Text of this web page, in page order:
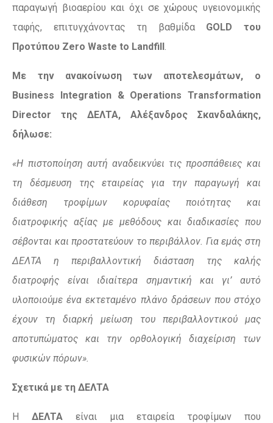
παραγωγή βιοαερίου και όχι σε χώρους υγειονομικής
ταφής, επιτυγχάνοντας τη βαθμίδα GOLD του
Προτύπου Zero Waste to Landfill.
Με την ανακοίνωση των αποτελεσμάτων, ο
Business Integration & Operations Transformation
Director της ΔΕΛΤΑ, Αλέξανδρος Σκανδαλάκης,
δήλωσε:
«Η πιστοποίηση αυτή αναδεικνύει τις προσπάθειες και
τη δέσμευση της εταιρείας για την παραγωγή και
διάθεση τροφίμων κορυφαίας ποιότητας και
διατροφικής αξίας με μεθόδους και διαδικασίες που
σέβονται και προστατεύουν το περιβάλλον. Για εμάς στη
ΔΕΛΤΑ η περιβαλλοντική διάσταση της καλής
διατροφής είναι ιδιαίτερα σημαντική και γι’ αυτό
υλοποιούμε ένα εκτεταμένο πλάνο δράσεων που στόχο
έχουν τη διαρκή μείωση του περιβαλλοντικού μας
αποτυπώματος και την ορθολογική διαχείριση των
φυσικών πόρων».
Σχετικά με τη ΔΕΛΤΑ
ΗΔΕΛΤΑ είναι μια εταιρεία τροφίμων που